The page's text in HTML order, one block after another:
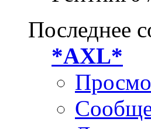
Последнее
*AXL*